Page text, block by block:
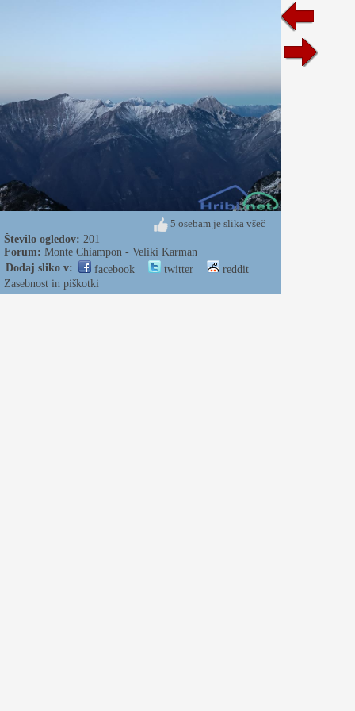
5 osebam je slika všeč
Število ogledov: 201
Forum: Monte Chiampon - Veliki Karman
Dodaj sliko v:
facebook twitter
reddit
Zasebnost in piškotki